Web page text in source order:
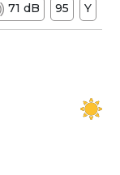
71 dB 95 Y